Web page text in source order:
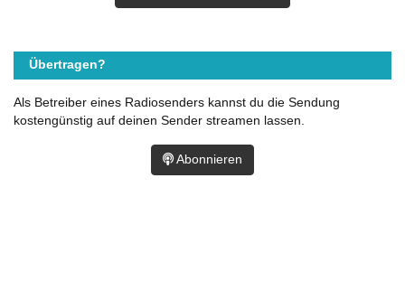
Übertragen?
Als Betreiber eines Radiosenders kannst du die Sendung
kostengünstig auf deinen Sender streamen lassen.
Abonnieren